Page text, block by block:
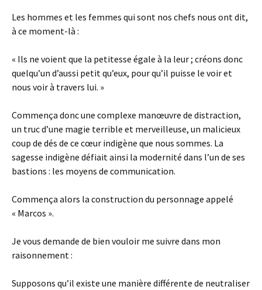
Les hommes et les femmes qui sont nos chefs nous ont dit,
à ce moment-là :
« Ils ne voient que la petitesse égale à la leur ; créons donc
quelqu’un d’aussi petit qu’eux, pour qu’il puisse le voir et
nous voir à travers lui. »
Commença donc une complexe manœuvre de distraction,
un truc d’une magie terrible et merveilleuse, un malicieux
coup de dés de ce cœur indigène que nous sommes. La
sagesse indigène défiait ainsi la modernité dans l’un de ses
bastions : les moyens de communication.
Commença alors la construction du personnage appelé
« Marcos ».
Je vous demande de bien vouloir me suivre dans mon
raisonnement :
Supposons qu’il existe une manière différente de neutraliser